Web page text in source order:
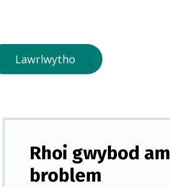
t
n
w
y
Lawrlwytho
Rhoi gwybod am
broblem